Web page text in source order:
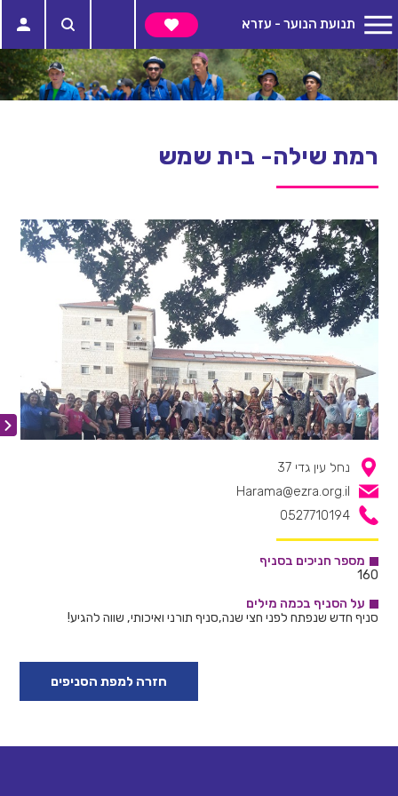
תנועת הנוער - עזרא
רמת שילה- בית שמש
נחל עין גדי 37
Harama@ezra.org.il
0527710194
מספר חניכים בסניף
160
על הסניף בכמה מילים
סניף חדש שנפתח לפני חצי שנה,סניף תורני ואיכותי, שווה להגיע!
חזרה למפת הסניפים